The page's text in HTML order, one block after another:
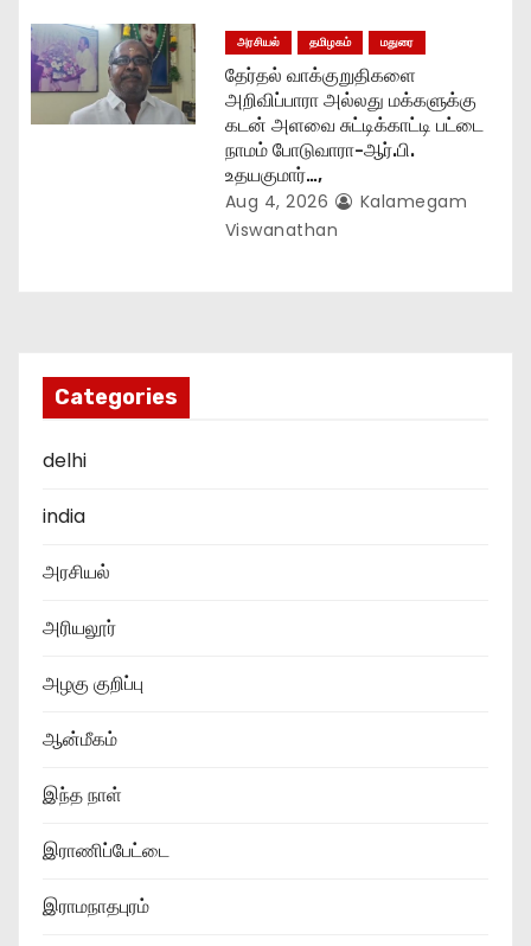
அரசியல் தமிழகம் மதுரை
தேர்தல் வாக்குறுதிகளை
அறிவிப்பாரா அல்லது மக்களுக்கு
கடன் அளவை சுட்டிக்காட்டி பட்டை
நாமம் போடுவாரா-ஆர்.பி.
உதயகுமார்…,
Aug 4, 2026
Kalamegam
Viswanathan
Categories
delhi
india
அரசியல்
அரியலூர்
அழகு குறிப்பு
ஆன்மீகம்
இந்த நாள்
இராணிப்பேட்டை
இராமநாதபுரம்